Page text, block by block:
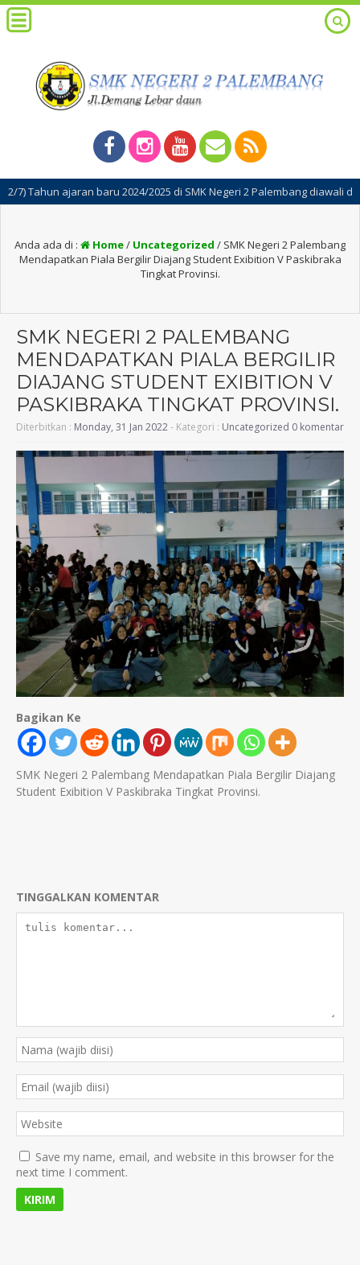
ajaran baru 2024/2025 di SMK Negeri 2 Palembang diawali dengan
Anda ada di : Home/ Uncategorized / SMK Negeri 2 Palembang
Mendapatkan Piala Bergilir Diajang Student Exibition V Paskibraka
Tingkat Provinsi.
SMK NEGERI 2 PALEMBANG
MENDAPATKAN PIALA BERGILIR
DIAJANG STUDENT EXIBITION V
PASKIBRAKA TINGKAT PROVINSI.
Diterbitkan : Monday, 31 Jan 2022- Kategori : Uncategorized 0 komentar
Bagikan Ke
SMK Negeri 2 Palembang Mendapatkan Piala Bergilir Diajang
Student Exibition V Paskibraka Tingkat Provinsi.
TINGGALKAN KOMENTAR
Save my name, email, and website in this browser for the
next time I comment.